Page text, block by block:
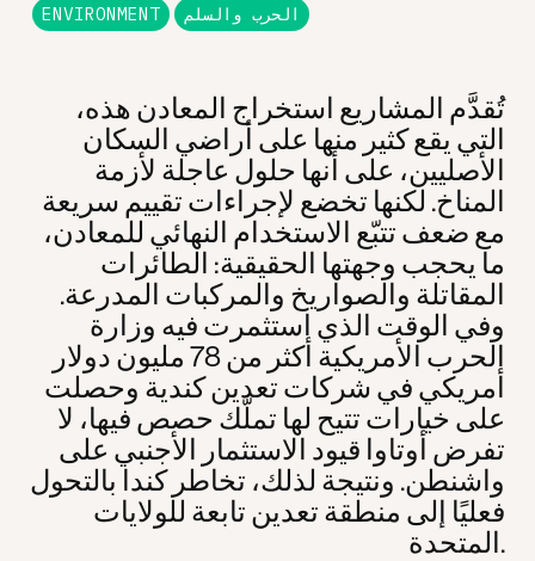
تُقدَّم المشاريع استخراج المعادن هذه،
التي يقع كثير منها على أراضي السكان
الأصليين، على أنها حلول عاجلة لأزمة
المناخ. لكنها تخضع لإجراءات تقييم سريعة
مع ضعف تتبّع الاستخدام النهائي للمعادن،
ما يحجب وجهتها الحقيقية: الطائرات
المقاتلة والصواريخ والمركبات المدرعة.
وفي الوقت الذي استثمرت فيه وزارة
الحرب الأمريكية أكثر من 78 مليون دولار
أمريكي في شركات تعدين كندية وحصلت
على خيارات تتيح لها تملّك حصص فيها، لا
تفرض أوتاوا قيود الاستثمار الأجنبي على
واشنطن. ونتيجة لذلك، تخاطر كندا بالتحول
فعليًا إلى منطقة تعدين تابعة للولايات
المتحدة.
ENVIRONMENT الحرب والسلم